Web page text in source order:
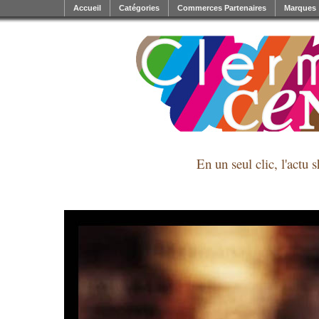
En un seul clic, l'actu
Accueil Catégories Commerces Partenaires Marques